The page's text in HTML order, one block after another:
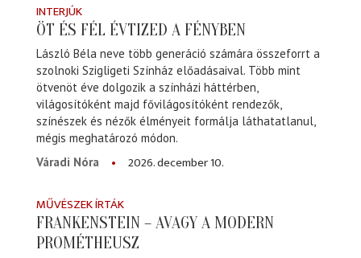
INTERJÚK
ÖT ÉS FÉL ÉVTIZED A FÉNYBEN
László Béla neve több generáció számára összeforrt a
szolnoki Szigligeti Színház előadásaival. Több mint
ötvenöt éve dolgozik a színházi háttérben,
világosítóként majd fővilágosítóként rendezők,
színészek és nézők élményeit formálja láthatatlanul,
mégis meghatározó módon.
Váradi Nóra
2026. december 10.
MŰVÉSZEK ÍRTÁK
FRANKENSTEIN – AVAGY A MODERN
PROMÉTHEUSZ